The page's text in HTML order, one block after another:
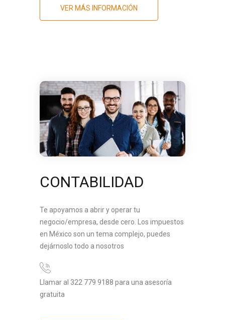
VER MÁS INFORMACIÓN
CONTABILIDAD
Te apoyamos a abrir y operar tu
negocio/empresa, desde cero. Los impuestos
en México son un tema complejo, puedes
dejárnoslo todo a nosotros
Llamar al 322 779 9188 para una asesoría
gratuita